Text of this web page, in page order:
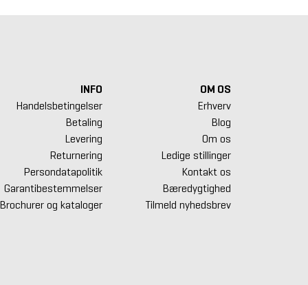
INFO
Handelsbetingelser
Betaling
Levering
Returnering
Persondatapolitik
Garantibestemmelser
Brochurer og kataloger
OM OS
Erhverv
Blog
Om os
Ledige stillinger
Kontakt os
Bæredygtighed
Tilmeld nyhedsbrev